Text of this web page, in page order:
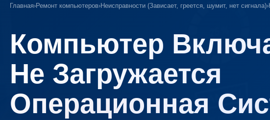
Главная›Ремонт компьютеров›Неисправности (Зависает, греется, шумит, нет сигнала)›
Компьютер
Не Загружается
Операционная